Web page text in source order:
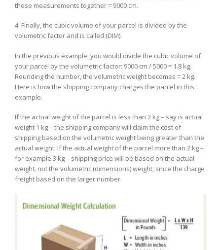
these measurements together = 9000 cm.
4. Finally, the cubic volume of your parcel is divided by the
volumetric factor and is called (DIM).
In the previous example, you would divide the cubic volume of
your parcel by the volumetric factor: 9000 cm / 5000 = 1.8 kg.
Rounding the number, the volumetric weight becomes = 2 kg.
Here is how the shipping company charges the parcel in this
example.
If the actual weight of the parcel is less than 2 kg – say is actual
weight 1 kg – the shipping company will claim the cost of
shipping based on the volumetric weight being greater than the
actual weight. If the actual weight of the parcel more than 2 kg –
for example 3 kg – shipping price will be based on the actual
weight, not the volumetric (dimensions) weight, since the charge
freight based on the larger number.